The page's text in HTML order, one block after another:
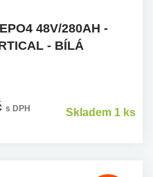
48V/280AH -
- BÍLÁ
s DPH
Skladem 1 ks